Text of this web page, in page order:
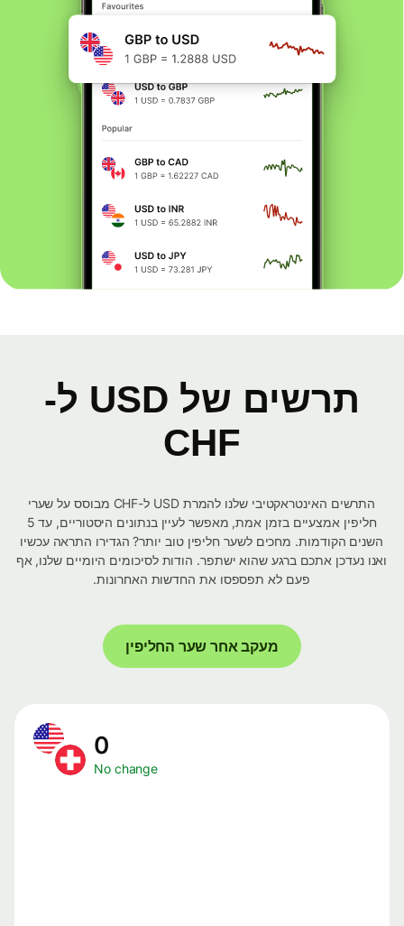
תרשים של USD ל-
CHF
התרשים האינטראקטיבי שלנו להמרת USD ל-CHF מבוסס על שערי
חליפין אמצעיים בזמן אמת, מאפשר לעיין בנתונים היסטוריים, עד 5
השנים הקודמות. מחכים לשער חליפין טוב יותר? הגדירו התראה עכשיו
ואנו נעדכן אתכם ברגע שהוא ישתפר. הודות לסיכומים היומיים שלנו, אף
פעם לא תפספסו את החדשות האחרונות.
מעקב אחר שער החליפין
No change